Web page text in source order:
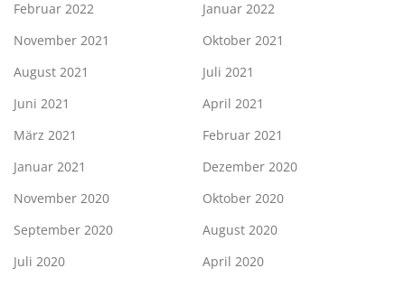
Februar 2022
Januar 2022
November 2021
Oktober 2021
August 2021
Juli 2021
Juni 2021
April 2021
März 2021
Februar 2021
Januar 2021
Dezember 2020
November 2020
Oktober 2020
September 2020
August 2020
Juli 2020
April 2020